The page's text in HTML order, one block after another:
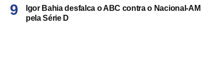
Igor Bahia desfalca o ABC contra o Nacional-AM
pela Série D